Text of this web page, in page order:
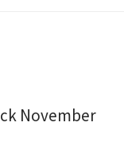
November